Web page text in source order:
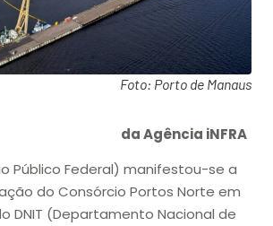
Foto: Porto de Manaus
da Agência iNFRA
Público Federal) manifestou-se a
do Consórcio Portos Norte em
DNIT (Departamento Nacional de